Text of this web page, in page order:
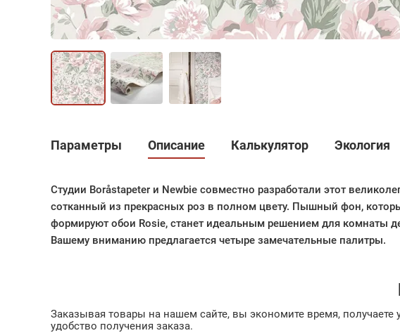
Параметры Описание Калькулятор Экология
Студии Boråstapeter и Newbie совместно разработали этот
сотканный из прекрасных роз в полном цвету. Пышный фон,
формируют обои Rosie, станет идеальным решением для комнаты
Вашему вниманию предлагается четыре замечательные палитры.
Заказывая товары на нашем сайте, вы экономите время,
удобство получения заказа.